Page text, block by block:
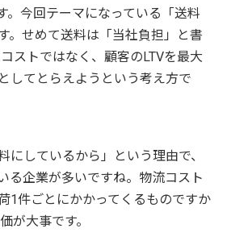
。今回テーマになっている「送料
。せめて送料は「当社負担」と書
ストではなく、顧客のLTVを最大
してとらえようという考え方で
にしているから」という理由で、
る企業が多いですね。物流コスト
1件ごとにかかってくるものですか
が大事です。